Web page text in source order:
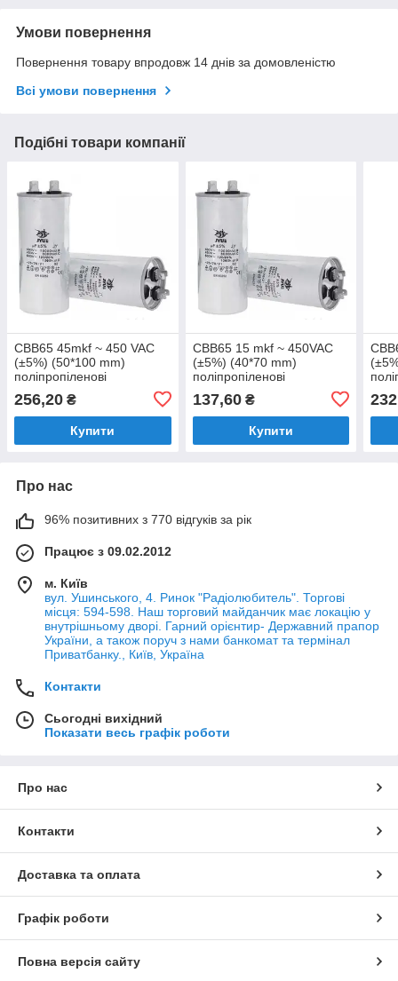
Умови повернення
Повернення товару впродовж 14 днів за домовленістю
Всі умови повернення
Подібні товари компанії
CBB65 45mkf ~ 450 VAC
(±5%) (50*100 mm)
поліпропіленові
Алюмінієвий корпус,
клеми
256,20 ₴
Купити
CBB65 15 mkf ~ 450VAC
(±5%) (40*70 mm)
поліпропіленові
Алюмінієвий корпус,
клеми
137,60₴
Купити
Про нас
96% позитивних з 770 відгуків за рік
Працює з 09.02.2012
м. Київ
вул. Ушинського, 4. Ринок "Радіолюбитель". Торгові
місця: 594-598. Наш торговий майданчик має локацію у
внутрішньому дворі. Гарний орієнтир- Державний прапор
України, а також поруч з нами банкомат та термінал
Приватбанку., Київ, Україна
Контакти
Сьогодні вихідний
Показати весь графік роботи
Про нас
Контакти
Доставка та оплата
Графік роботи
Повна версія сайту